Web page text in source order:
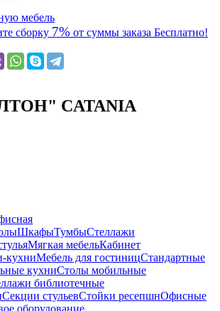
мебель
сборку 7% от суммы заказа Бесплатно!
CATANIA
ШкафыТумбыСтеллажи
Мягкая мебельКабинет
кухниМебель для гостиницСтандартные
кухниСтолы мобильные
библиотечные
Секции стульевСтойки ресепшнОфисные
оборудование